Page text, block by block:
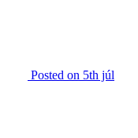
Posted on 5th júl